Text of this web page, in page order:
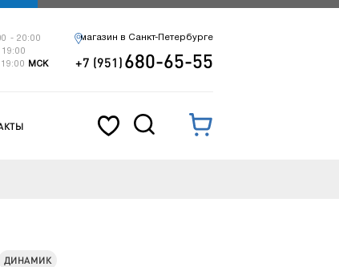
- 20:00
МСК
магазин в Санкт-Петербурге
+7 (951)680-65-55
ДИНАМИК